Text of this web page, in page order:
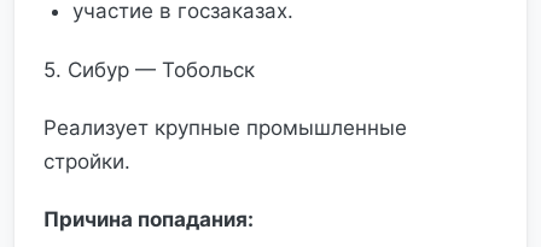
участие в госзаказах.
5. Сибур — Тобольск
Реализует крупные промышленные
стройки.
Причина попадания: